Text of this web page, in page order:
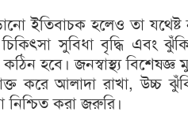
ইতিবাচক হলেও তা যথেষ্ট
সুবিধা বৃদ্ধি এবং
কঠিন হবে। জনস্বাস্থ্য
করে আলাদা রাখা, উচ্চ
নিশ্চিত করা জরুরি।